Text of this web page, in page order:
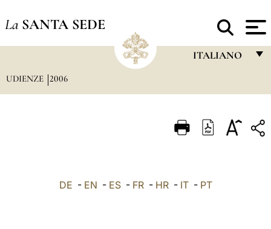
La SANTA SEDE
ITALIANO
ITALIANO
UDIENZE 2006
DE - EN - ES- FR- HR- IT- PT